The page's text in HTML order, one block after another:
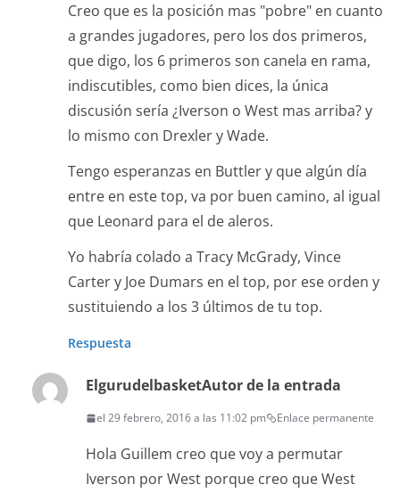
Creo que es la posición mas "pobre" en cuanto
a grandes jugadores, pero los dos primeros,
que digo, los 6 primeros son canela en rama,
indiscutibles, como bien dices, la única
discusión sería ¿Iverson o West mas arriba? y
lo mismo con Drexler y Wade.
Tengo esperanzas en Buttler y que algún día
entre en este top, va por buen camino, al igual
que Leonard para el de aleros.
Yo habría colado a Tracy McGrady, Vince
Carter y Joe Dumars en el top, por ese orden y
sustituiendo a los 3 últimos de tu top.
Respuesta
ElgurudelbasketAutor de la entrada
el 29 febrero, 2016 a las 11:02 pm Enlace permanente
Hola Guillem creo que voy a permutar
Iverson por West porque creo que West